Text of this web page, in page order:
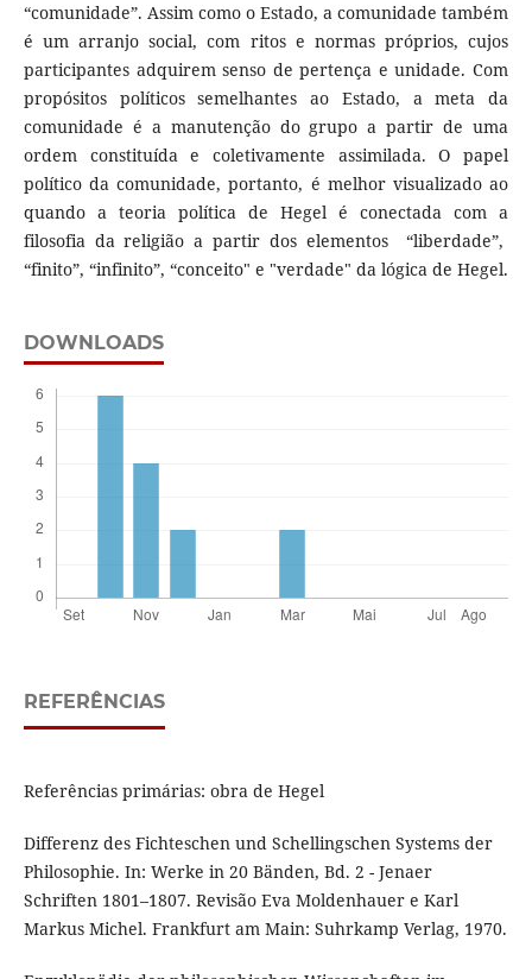
“comunidade”. Assim como o Estado, a comunidade também
é um arranjo social, com ritos e normas próprios, cujos
participantes adquirem senso de pertença e unidade. Com
propósitos políticos semelhantes ao Estado, a meta da
comunidade é a manutenção do grupo a partir de uma
ordem constituída e coletivamente assimilada. O papel
político da comunidade, portanto, é melhor visualizado ao
quando a teoria política de Hegel é conectada com a
filosofia da religião a partir dos elementos “liberdade”,
“finito”, “infinito”, “conceito" e "verdade" da lógica de Hegel.
DOWNLOADS
REFERÊNCIAS
Referências primárias: obra de Hegel
Differenz des Fichteschen und Schellingschen Systems der
Philosophie. In: Werke in 20 Bänden, Bd. 2 - Jenaer
Schriften 1801–1807. Revisão Eva Moldenhauer e Karl
Markus Michel. Frankfurt am Main: Suhrkamp Verlag, 1970.